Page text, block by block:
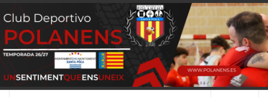
Saltar
al
contenido
CLUB
DEPORTIVO
SANTA POLA